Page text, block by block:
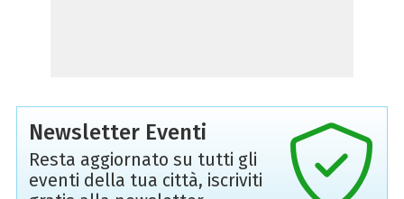
Newsletter Eventi
Resta aggiornato su tutti gli
eventi della tua città, iscriviti